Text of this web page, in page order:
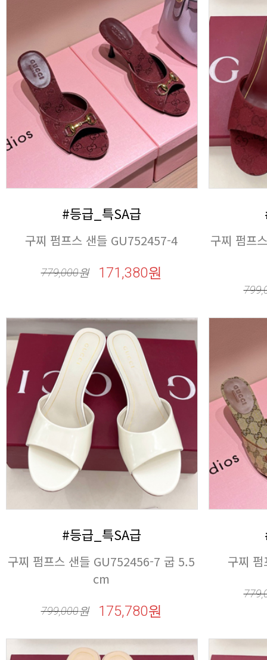
#등급_특SA급
구찌 펌프스 샌들 GU752457-4
779,000원 171,380원
#등급_특SA급
cm
799,000원 175,780원
구찌